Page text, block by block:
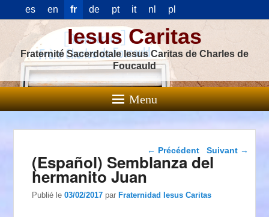
es en fr de pt it nl pl
Iesus Caritas
Fraternité Sacerdotale Iesus Caritas de Charles de
Foucauld
Menu
Navigation dans les
← Précédent Suivant →
(Español) Semblanza del
hermanito Juan
Publié le03/02/2017 parFraternidad Iesus Caritas